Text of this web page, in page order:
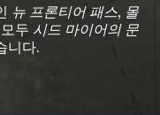
뉴 프론티어 패스, 몰
두 시드 마이어의 문
니다.